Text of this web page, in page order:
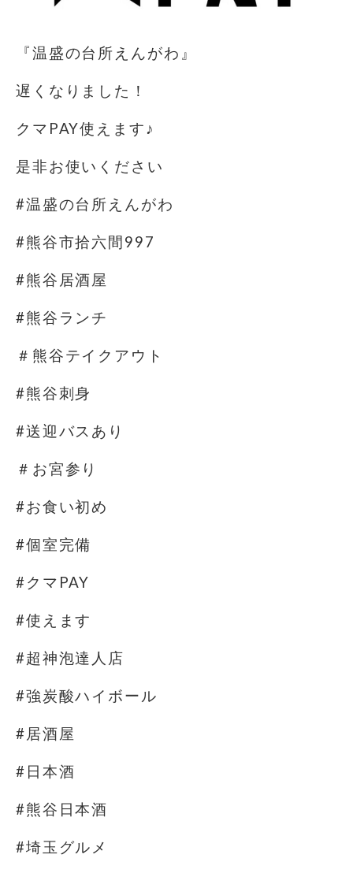
『温盛の台所えんがわ』
遅くなりました！
クマPAY使えます♪
是非お使いください
#温盛の台所えんがわ
#熊谷市拾六間997
#熊谷居酒屋
#熊谷ランチ
＃熊谷テイクアウト
#熊谷刺身
#送迎バスあり
＃お宮参り
#お食い初め
#個室完備
#クマPAY
#使えます
#超神泡達人店
#強炭酸ハイボール
#居酒屋
#日本酒
#熊谷日本酒
#埼玉グルメ